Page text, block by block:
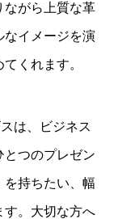
ながら上質な革
なイメージを演
くれます。
は、ビジネス
とつのプレゼン
を持ちたい、幅
す。大切な方へ